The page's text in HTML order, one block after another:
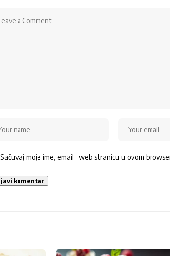
Sačuvaj moje ime, email i web stranicu u ovom